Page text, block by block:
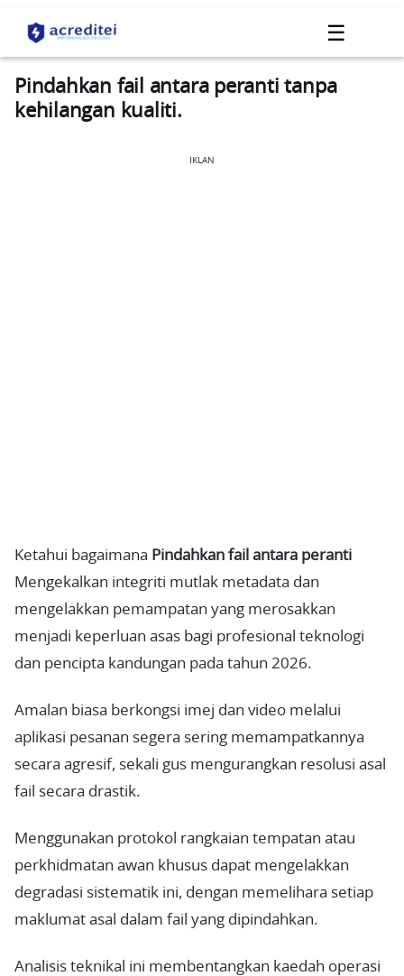
☰
Pindahkan fail antara peranti tanpa
kehilangan kualiti.
IKLAN
Ketahui bagaimana Pindahkan fail antara peranti
Mengekalkan integriti mutlak metadata dan
mengelakkan pemampatan yang merosakkan
menjadi keperluan asas bagi profesional teknologi
dan pencipta kandungan pada tahun 2026.
Amalan biasa berkongsi imej dan video melalui
aplikasi pesanan segera sering memampatkannya
secara agresif, sekali gus mengurangkan resolusi asal
fail secara drastik.
Menggunakan protokol rangkaian tempatan atau
perkhidmatan awan khusus dapat mengelakkan
degradasi sistematik ini, dengan memelihara setiap
maklumat asal dalam fail yang dipindahkan.
Analisis teknikal ini membentangkan kaedah operasi